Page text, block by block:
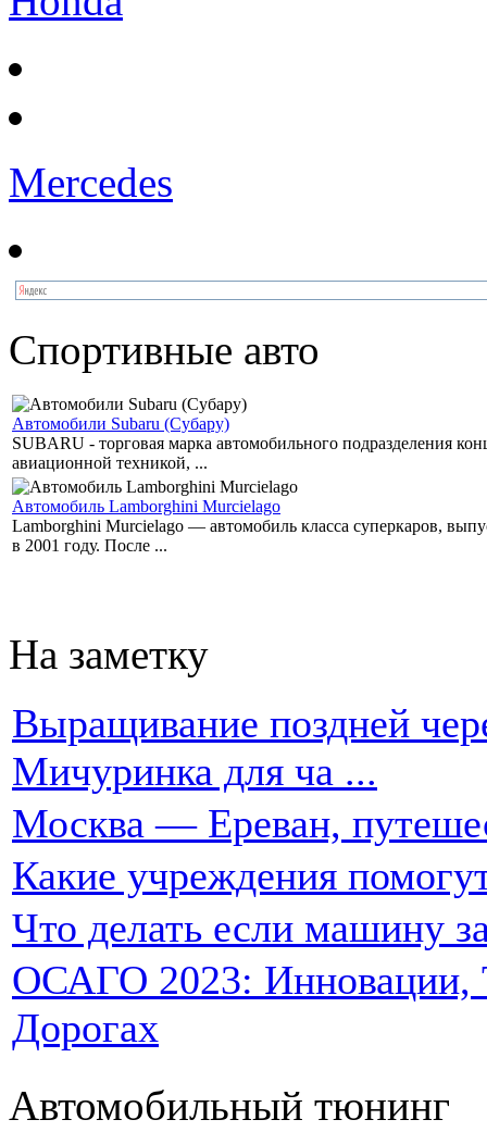
Mercedes
Спортивные авто
Автомобили Subaru (Субару)
SUBARU - торговая марка автомобильного подразделения
авиационной техникой, ...
Автомобиль Lamborghini Murcielago
Lamborghini Murcielago — автомобиль класса суперкаров,
в 2001 году. После ...
На заметку
Выращивание поздней
Мичуринка для ча ...
Москва — Ереван,
Какие учреждения
Что делать если машину
ОСАГО 2023: Инновации,
Дорогах
Автомобильный тюнинг